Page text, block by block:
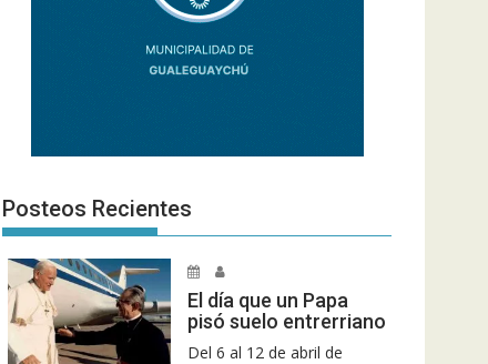
Posteos Recientes
El día que un Papa
pisó suelo entrerriano
Del 6 al 12 de abril de